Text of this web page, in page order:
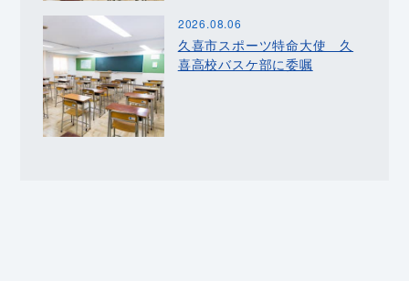
2026.08.06
久喜市スポーツ特命大使 久
喜高校バスケ部に委嘱